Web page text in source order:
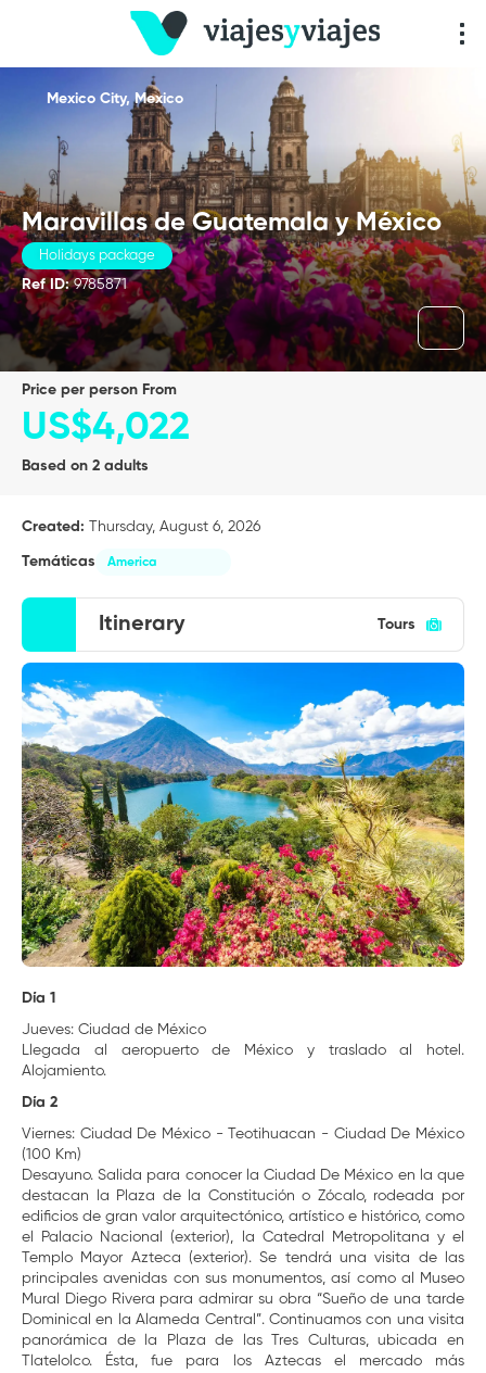
Maravillas de Guatemala y México
Holidays package
Ref ID:9785871
Mexico City, Mexico
price per person From
US$4,022
Based on 2 adults
Created: Thursday, August 6, 2026
Temáticas America
Itinerary Tours
Día 1
Jueves: Ciudad de México
Llegada al aeropuerto de México y traslado al hotel.
Alojamiento.
Día 2
Viernes: Ciudad De México - Teotihuacan - Ciudad De México
(100 Km)
Desayuno. Salida para conocer la Ciudad De México en la que
destacan la Plaza de la Constitución o Zócalo, rodeada por
edificios de gran valor arquitectónico, artístico e histórico, como
el Palacio Nacional (exterior), la Catedral Metropolitana y el
Templo Mayor Azteca (exterior). Se tendrá una visita de las
principales avenidas con sus monumentos, así como al Museo
Mural Diego Rivera para admirar su obra “Sueño de una tarde
Dominical en la Alameda Central”. Continuamos con una visita
panorámica de la Plaza de las Tres Culturas, ubicada en
Tlatelolco. Ésta, fue para los Aztecas el mercado más